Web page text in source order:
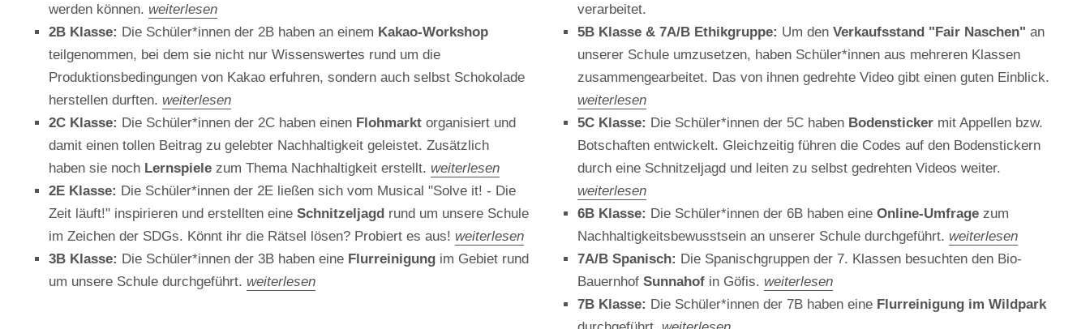
werden können. weiterlesen
2B Klasse: Die Schüler*innen der 2B haben an einem Kakao-Workshop
teilgenommen, bei dem sie nicht nur Wissenswertes rund um die
Produktionsbedingungen von Kakao erfuhren, sondern auch selbst Schokolade
herstellen durften. weiterlesen
2C Klasse: Die Schüler*innen der 2C haben einen Flohmarkt organisiert und
damit einen tollen Beitrag zu gelebter Nachhaltigkeit geleistet. Zusätzlich
haben sie noch Lernspiele zum Thema Nachhaltigkeit erstellt. weiterlesen
2E Klasse: Die Schüler*innen der 2E ließen sich vom Musical "Solve it! - Die
Zeit läuft!" inspirieren und erstellten eine Schnitzeljagd rund um unsere Schule
im Zeichen der SDGs. Könnt ihr die Rätsel lösen? Probiert es aus! weiterlesen
3B Klasse: Die Schüler*innen der 3B haben eine Flurreinigung im Gebiet rund
um unsere Schule durchgeführt. weiterlesen
verarbeitet.
5B Klasse & 7A/B Ethikgruppe: Um den Verkaufsstand "Fair Naschen" an
unserer Schule umzusetzen, haben Schüler*innen aus mehreren Klassen
zusammengearbeitet. Das von ihnen gedrehte Video gibt einen guten Einblick.
weiterlesen
5C Klasse: Die Schüler*innen der 5C haben Bodensticker mit Appellen bzw.
Botschaften entwickelt. Gleichzeitig führen die Codes auf den Bodenstickern
durch eine Schnitzeljagd und leiten zu selbst gedrehten Videos weiter.
weiterlesen
6B Klasse: Die Schüler*innen der 6B haben eine Online-Umfrage zum
Nachhaltigkeitsbewusstsein an unserer Schule durchgeführt. weiterlesen
7A/B Spanisch: Die Spanischgruppen der 7. Klassen besuchten den Bio-
Bauernhof Sunnahof in Göfis. weiterlesen
7B Klasse: Die Schüler*innen der 7B haben eine Flurreinigung im Wildpark